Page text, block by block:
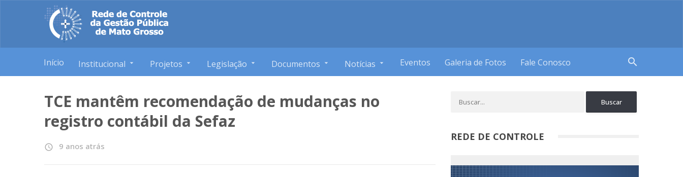
Início Institucional Projetos Legislação Documentos Notícias Eventos Galeria de Fotos Fale Conosco search
TCE mantêm recomendação de mudanças no
registro contábil da Sefaz
access_time 9 anos atrás
REDE DE CONTROLE